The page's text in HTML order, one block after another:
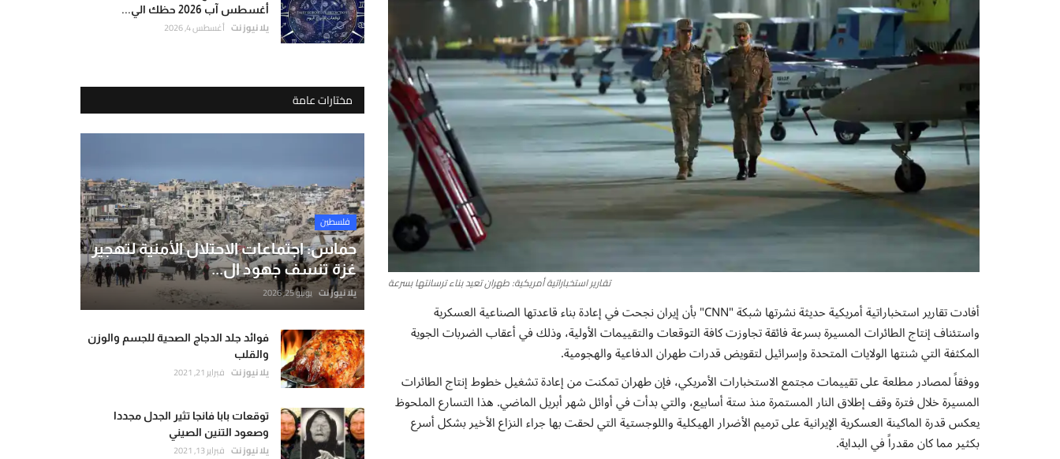
تقارير استخباراتية أمريكية: طهران تعيد بناء ترسانتها بسرعة
أفادت تقارير استخباراتية أمريكية حديثة نشرتها شبكة "CNN" بأن إيران نجحت في إعادة بناء قاعدتها الصناعية العسكرية
واستئناف إنتاج الطائرات المسيرة بسرعة فائقة تجاوزت كافة التوقعات والتقييمات الأولية، وذلك في أعقاب الضربات الجوية
المكثفة التي شنتها الولايات المتحدة وإسرائيل لتقويض قدرات طهران الدفاعية والهجومية.
ووفقاً لمصادر مطلعة على تقييمات مجتمع الاستخبارات الأمريكي، فإن طهران تمكنت من إعادة تشغيل خطوط إنتاج الطائرات
المسيرة خلال فترة وقف إطلاق النار المستمرة منذ ستة أسابيع، والتي بدأت في أوائل شهر أبريل الماضي. هذا التسارع الملحوظ
يعكس قدرة الماكينة العسكرية الإيرانية على ترميم الأضرار الهيكلية واللوجستية التي لحقت بها جراء النزاع الأخير بشكل أسرع
بكثير مما كان مقدراً في البداية.
أغسطس آب 2026 حظك الي...
يلا نيوز نت أغسطس 4, 2026
مختارات عامة
فلسطين
حماس: اجتماعات الاحتلال الأمنية لتهجير
غزة تنسف جهود ال...
يلا نيوز نت يونيو 25, 2026
فوائد جلد الدجاج الصحية للجسم والوزن
والقلب
يلا نيوز نت فبراير 21, 2021
توقعات بابا فانجا تثير الجدل مجددا
وصعود التنين الصيني
يلا نيوز نت فبراير 13, 2021